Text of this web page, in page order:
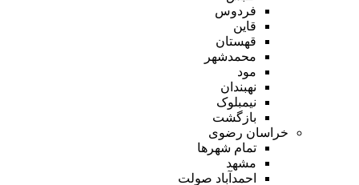
فردوس
قاین
قهستان
محمدشهر
مود
نهبندان
نیمبلوک
بازگشت
خراسان رضوی
تمام شهر‌ها
مشهد
احمدآباد صولت